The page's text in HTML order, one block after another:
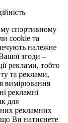
спортивному
cookie та
належне
згоди –
реклами, тобто
та реклами,
вимірювання
рекламні
для
рекламних
Ви натиснете